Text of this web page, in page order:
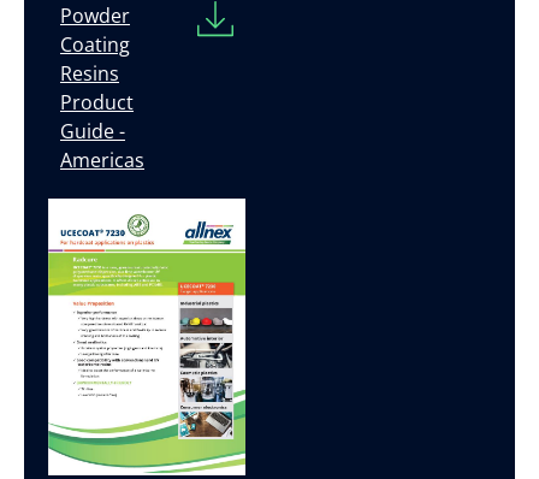
Powder
Coating
Resins
Product
Guide -
Americas